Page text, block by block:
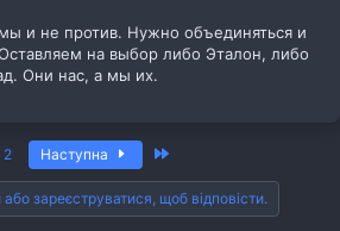
и не против. Нужно объединяться и
на выбор либо Эталон, либо
Они нас, а мы их.
2 Наступна
або зареєструватися, щоб відповісти.